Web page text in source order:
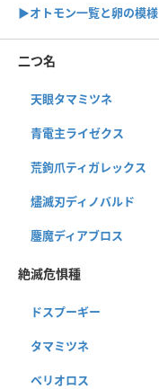
▶︎オトモン一覧と卵の模様
二つ名
天眼タマミツネ
青電主ライゼクス
荒鉤爪ティガレックス
燼滅刃ディノバルド
鏖魔ディアブロス
絶滅危惧種
ドスプーギー
タマミツネ
ベリオロス